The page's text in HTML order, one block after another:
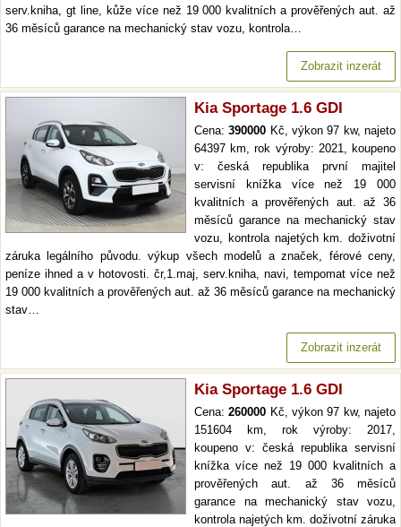
serv.kniha, gt line, kůže více než 19 000 kvalitních a prověřených aut. až
36 měsíců garance na mechanický stav vozu, kontrola…
Zobrazit inzerát
Kia Sportage 1.6 GDI
Cena:390000 Kč, výkon 97 kw, najeto
64397 km, rok výroby: 2021, koupeno
v: česká republika první majitel
servisní knížka více než 19 000
kvalitních a prověřených aut. až 36
měsíců garance na mechanický stav
vozu, kontrola najetých km. doživotní
záruka legálního původu. výkup všech modelů a značek, férové ceny,
peníze ihned a v hotovosti. čr,1.maj, serv.kniha, navi, tempomat více než
19 000 kvalitních a prověřených aut. až 36 měsíců garance na mechanický
stav…
Zobrazit inzerát
Kia Sportage 1.6 GDI
Cena:260000 Kč, výkon 97 kw, najeto
151604 km, rok výroby: 2017,
koupeno v: česká republika servisní
knížka více než 19 000 kvalitních a
prověřených aut. až 36 měsíců
garance na mechanický stav vozu,
kontrola najetých km. doživotní záruka